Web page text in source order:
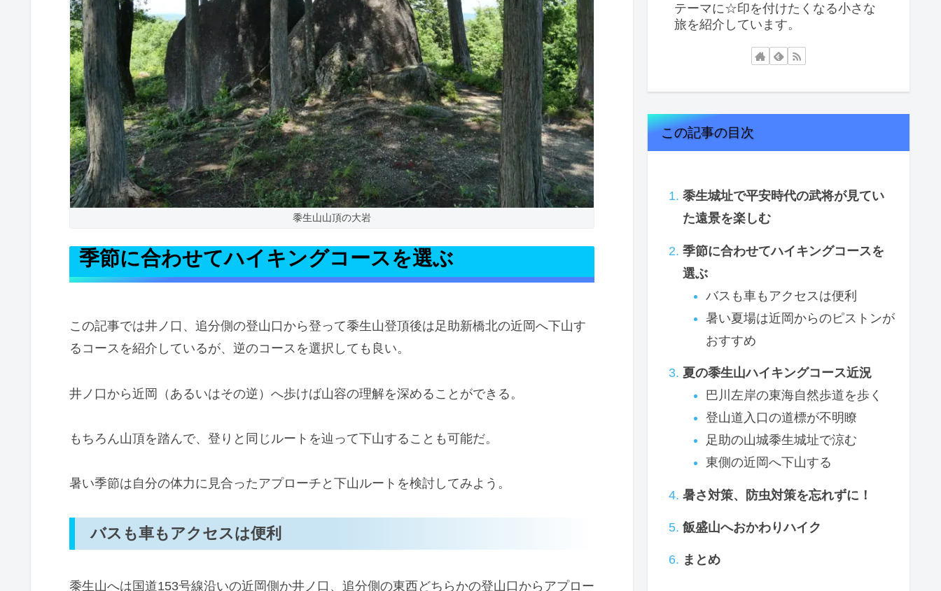
黍生山山頂の大岩
季節に合わせてハイキングコースを選ぶ
この記事では井ノ口、追分側の登山口から登って黍生山登頂後は足助新橋北の近岡へ下山す
るコースを紹介しているが、逆のコースを選択しても良い。
井ノ口から近岡（あるいはその逆）へ歩けば山容の理解を深めることができる。
もちろん山頂を踏んで、登りと同じルートを辿って下山することも可能だ。
暑い季節は自分の体力に見合ったアプローチと下山ルートを検討してみよう。
バスも車もアクセスは便利
黍生山へは国道153号線沿いの近岡側か井ノ口、追分側の東西どちらかの登山口からアプロー
テーマに☆印を付けたくなる小さな
旅を紹介しています。
この記事の目次
黍生城址で平安時代の武将が見てい
た遠景を楽しむ
季節に合わせてハイキングコースを
選ぶ
バスも車もアクセスは便利
暑い夏場は近岡からのピストンが
おすすめ
夏の黍生山ハイキングコース近況
巴川左岸の東海自然歩道を歩く
登山道入口の道標が不明瞭
足助の山城黍生城址で涼む
東側の近岡へ下山する
暑さ対策、防虫対策を忘れずに！
飯盛山へおかわりハイク
まとめ